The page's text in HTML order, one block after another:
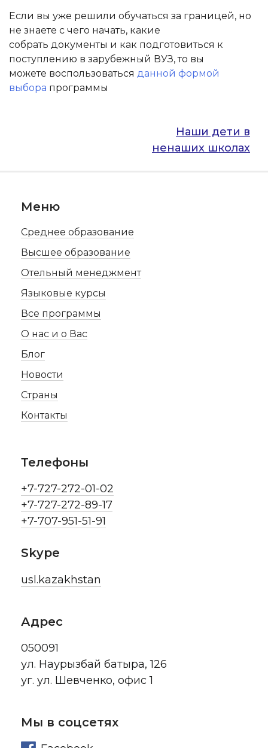
Если вы уже решили обучаться за границей, но
не знаете с чего начать, какие
собрать документы и как подготовиться к
поступлению в зарубежный ВУЗ, то вы
можете воспользоваться данной формой
выбора программы
Наши дети в
ненаших школах
Мы в соцсетях
Адрес
050091
ул. Наурызбай батыра, 126
уг. ул. Шевченко, офис 1
Телефоны
+7-727-272-01-02
+7-727-272-89-17
+7-707-951-51-91
Skype
usl.kazakhstan
Меню
Среднее образование
Высшее образование
Отельный менеджмент
Языковые курсы
Все программы
О нас и о Вас
Блог
Новости
Страны
Контакты